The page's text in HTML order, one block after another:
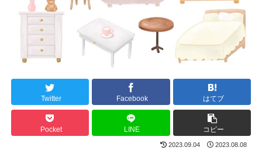
Twitter Facebook はてブ
Pocket LINE コピー
2023.09.04 2023.08.08